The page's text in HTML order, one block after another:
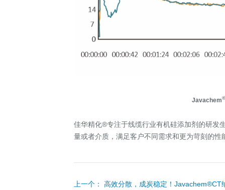
Javachem®
佳华精化®专注于线缆行业有机硅添加剂的研发
量或者介质，满足客户不同需求和更为苛刻的性
上一个： 高效分散，成炭稳定！Javachem®CT